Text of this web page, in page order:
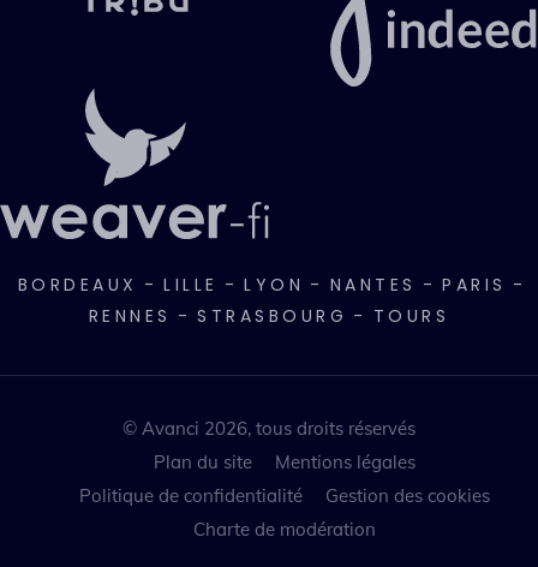
BORDEAUX - LILLE - LYON - NANTES - PARIS -
RENNES - STRASBOURG - TOURS
© Avanci 2026, tous droits réservés
Plan du site
Mentions légales
Politique de confidentialité
Gestion des cookies
Charte de modération